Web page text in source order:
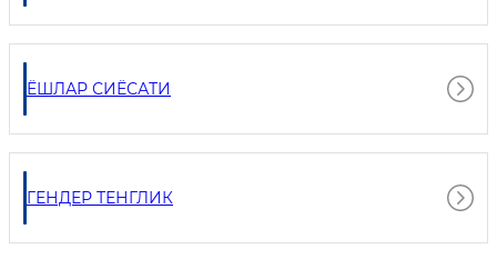
ЁШЛАР СИЁСАТИ
ГЕНДЕР ТЕНГЛИК